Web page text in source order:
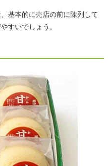
基本的に売店の前に陳列して
すいでしょう。